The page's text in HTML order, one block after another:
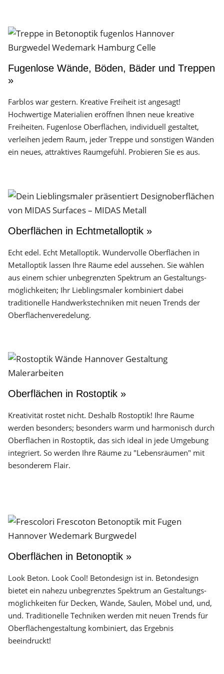
Fugenlose Wände, Böden, Bäder und Treppen
»
Farblos war gestern. Kreative Freiheit ist angesagt!
Hochwertige Materialien eröffnen Ihnen neue kreative
Freiheiten. Fugenlose Oberflächen, individuell gestaltet,
verleihen jedem Raum, jeder Treppe und sonstigen Wänden
ein neues, attraktives Raumgefühl. Probieren Sie es aus.
Oberflächen in Echtmetalloptik »
Echt edel. Echt Metalloptik. Wundervolle Oberflächen in
Metalloptik lassen Ihre Räume edel aussehen. Sie wählen
aus einem schier unbegrenzten Spektrum an Gestaltungs­
möglichkeiten; Ihr Lieblingsmaler kombiniert dabei
traditionelle Handwerks­techniken mit neuen Trends der
Oberflächen­veredelung.
Oberflächen in Rostoptik »
Kreativität rostet nicht. Deshalb Rostoptik! Ihre Räume
werden besonders; besonders warm und harmonisch durch
Oberflächen in Rostoptik, das sich ideal in jede Umgebung
integriert. So werden Ihre Räume zu "Lebensräumen" mit
besonderem Flair.
Oberflächen in Betonoptik »
Look Beton. Look Cool! Betondesign ist in. Betondesign
bietet ein nahezu unbegrenztes Spektrum an Gestaltungs­
möglichkeiten für Decken, Wände, Säulen, Möbel und, und,
und. Traditionelle Techniken werden mit neuen Trends für
Oberflächen­gestaltung kombiniert, das Ergebnis
beeindruckt!